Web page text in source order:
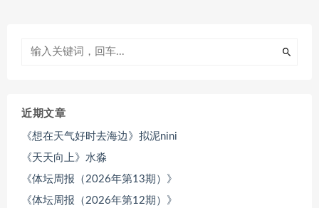
近期文章
《想在天气好时去海边》拟泥nini
《天天向上》水淼
《体坛周报（2026年第13期）》
《体坛周报（2026年第12期）》